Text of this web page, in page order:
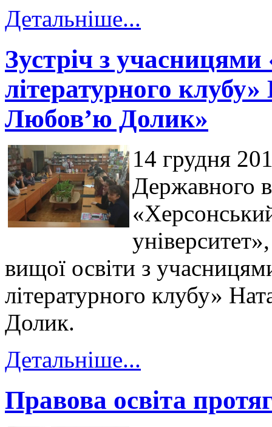
Детальніше...
Зустріч з
літературного
Любов’ю Долик»
14 грудня
Державного
вищої освіти з
літературного клубу»
Долик.
Детальніше...
Правова освіта